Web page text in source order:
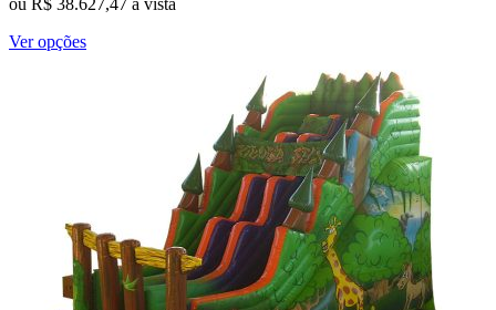
ou R$ 38.627,47 à vista
Ver opçõesEste
escolhidas
na
página
do
produto